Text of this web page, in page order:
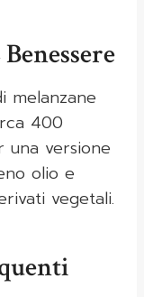
melanzane
400
una versione
olio e
vegetali.